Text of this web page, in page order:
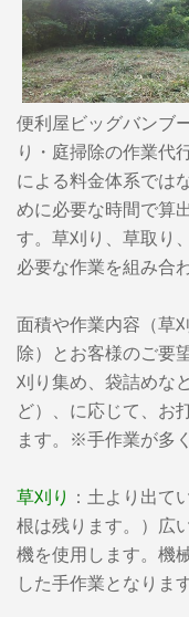
便利屋ビッグバンブ
り・庭掃除の作業代
による料金体系では
めに必要な時間で算
す。草刈り、草取り
必要な作業を組み合
面積や作業内容（草
除）とお客様のご要
刈り集め、袋詰めな
ど）、に応じて、お
ます。※手作業が多
草刈り ：土より出て
根は残ります。）広
機を使用します。機
した手作業となります